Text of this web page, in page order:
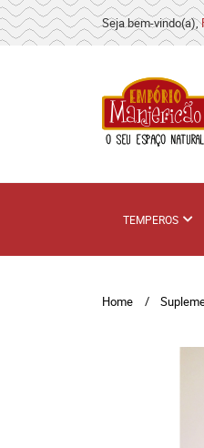
Seja bem-vindo(a),
TEMPEROS
Home